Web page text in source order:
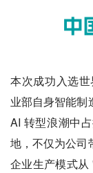
本次成功入选
业部自身智能制
AI 转型浪潮中
地，不仅为公司
企业生产模式从